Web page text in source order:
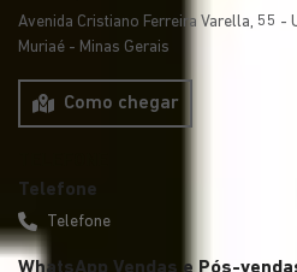
Avenida Cristiano Ferreira Varella, 55 -
Muriaé - Minas Gerais
Como chegar
Telefone
Telefone
WhatsApp Vendas e Pós-